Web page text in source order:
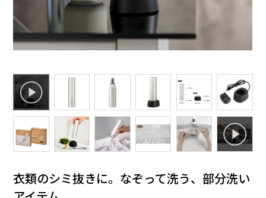
衣類のシミ抜きに。なぞって洗う、部分洗い